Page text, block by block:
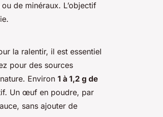
de minéraux. L’objectif
la ralentir, il est essentiel
pour des sources
Environ 1 à 1,2 g de
Un œuf en poudre, par
sans ajouter de